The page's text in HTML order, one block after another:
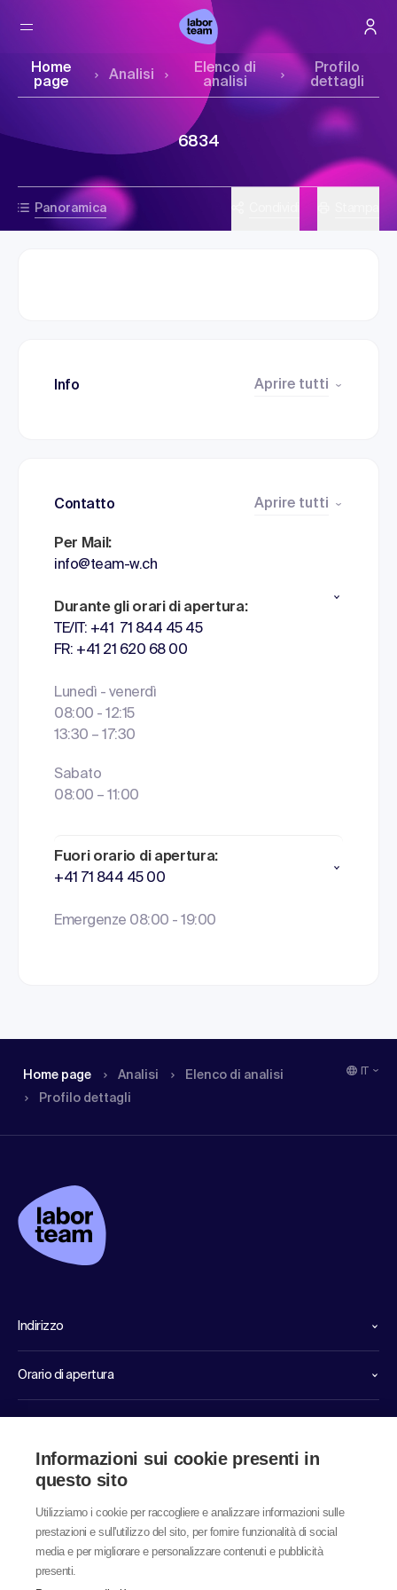
Home
page
Analisi
Elenco di
analisi
Profilo
dettagli
Panoramica
6834
Info Aprire tutti
Contatto Aprire tutti
Per Mail:
info@team-w.ch
Durante gli orari di apertura:
TE/IT: +41 71 844 45 45
FR: +41 21 620 68 00
Lunedì - venerdì
08:00 - 12:15
13:30 – 17:30
Sabato
08:00 – 11:00
Fuori orario di apertura:
+41 71 844 45 00
Emergenze 08:00 - 19:00
Home page Analisi
Elenco di analisi
Profilo dettagli
Indirizzo
Orario di apertura
Informazioni sui cookie presenti in
questo sito
Utilizziamo i cookie per raccogliere e analizzare informazioni sulle
prestazioni e sull'utilizzo del sito, per fornire funzionalità di social
media e per migliorare e personalizzare contenuti e pubblicità
presenti.